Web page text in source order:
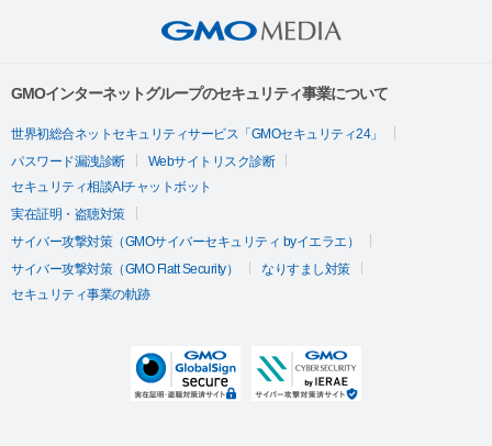
GMOインターネットグループのセキュリティ事業について
世界初総合ネットセキュリティサービス「GMOセキュリティ24」
パスワード漏洩診断
Webサイトリスク診断
セキュリティ相談AIチャットボット
実在証明・盗聴対策
サイバー攻撃対策（GMOサイバーセキュリティ byイエラエ）
サイバー攻撃対策（GMO Flatt Security）
なりすまし対策
セキュリティ事業の軌跡